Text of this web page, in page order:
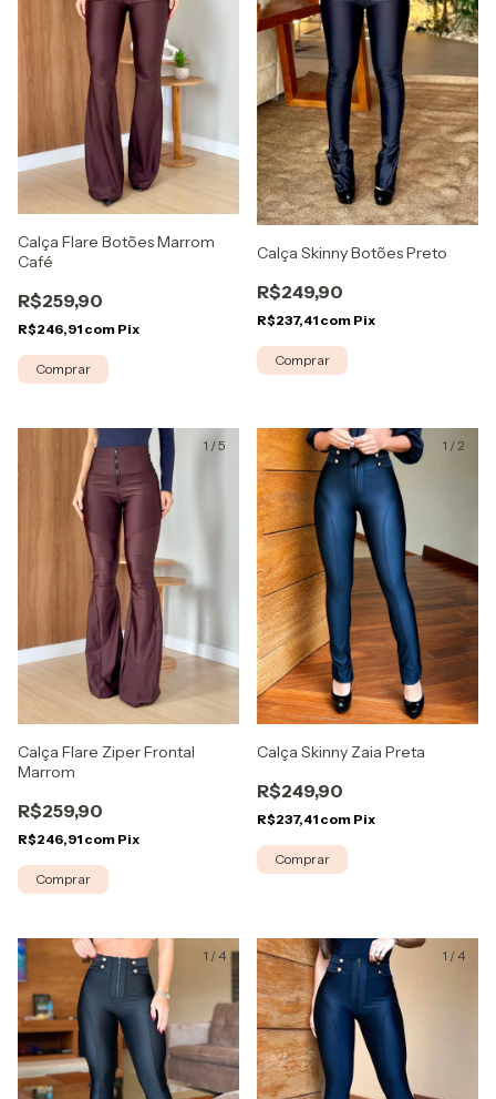
Calça Flare Botões Marrom
Café
R$259,90
R$246,91 com Pix
Comprar
Calça Skinny Botões Preto
R$249,90
R$237,41 com Pix
Comprar
1 /5
Calça Flare Ziper Frontal
Marrom
R$259,90
R$246,91 com Pix
Comprar
1 /2
Calça Skinny Zaia Preta
R$249,90
R$237,41 com Pix
Comprar
1 /4 1 /4